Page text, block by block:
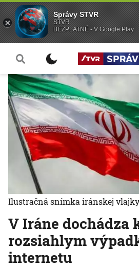
V Iráne dochádza
rozsiahlym
internetu
Ilustračná snímka iránskej
Správy STVR
STVR
BEZPLATNÉ - V Google Play